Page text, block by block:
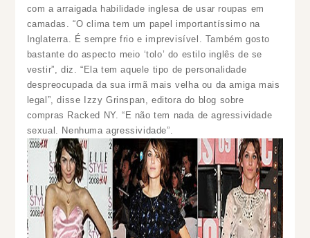
com a arraigada habilidade inglesa de usar roupas em
camadas. “O clima tem um papel importantíssimo na
Inglaterra. É sempre frio e imprevisível. Também gosto
bastante do aspecto meio ‘tolo’ do estilo inglês de se
vestir”, diz. “Ela tem aquele tipo de personalidade
despreocupada da sua irmã mais velha ou da amiga mais
legal”, disse Izzy Grinspan, editora do blog sobre
compras Racked NY. “E não tem nada de agressividade
sexual. Nenhuma agressividade”.